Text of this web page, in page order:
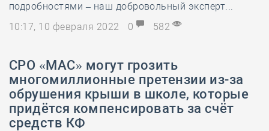
подробностями – наш добровольный эксперт...
10:17, 10 февраля 2022
0 582
СРО «МАС» могут грозить
многомиллионные претензии из-за
обрушения крыши в школе, которые
придётся компенсировать за счёт
средств КФ